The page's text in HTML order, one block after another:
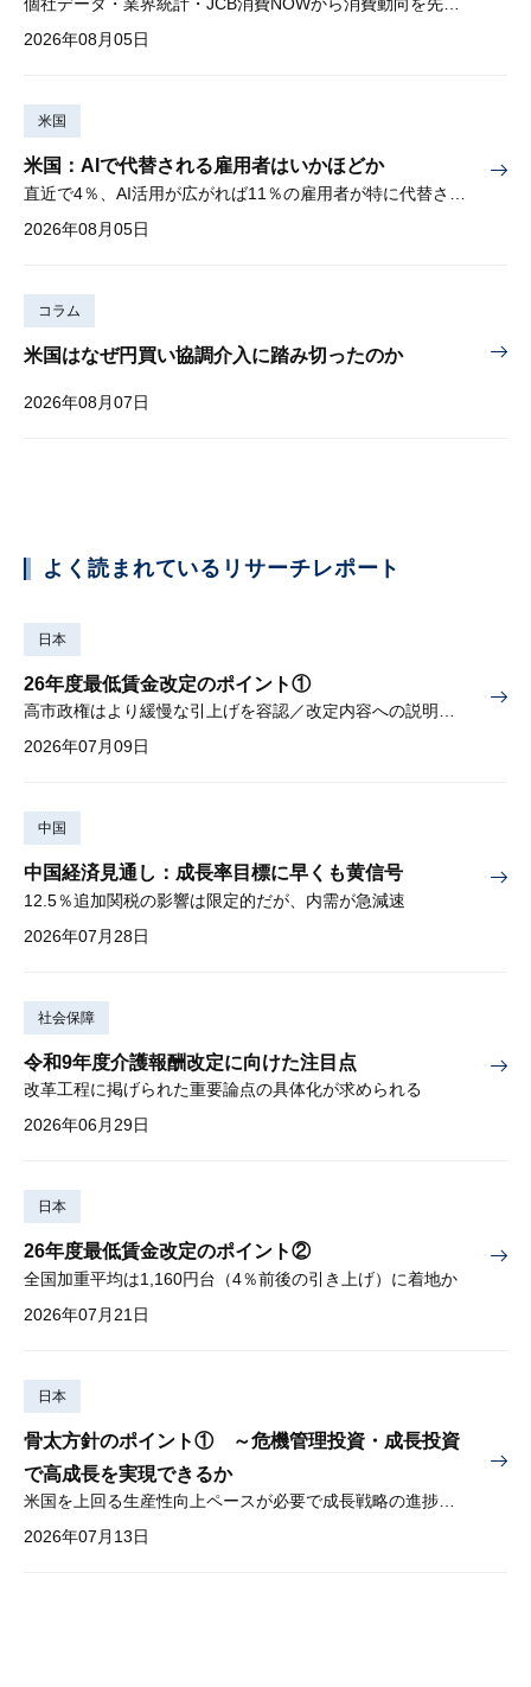
個社データ・業界統計・JCB消費NOWから消費動向を先取り
2026年08月05日
米国
米国：AIで代替される雇用者はいかほどか
2026年08月05日
コラム
米国はなぜ円買い協調介入に踏み切ったのか
2026年08月07日
よく読まれているリサーチレポート
日本
26年度最低賃金改定のポイント①
高市政権はより緩慢な引上げを容認／改定内容への説明責任が焦点
2026年07月09日
中国
中国経済見通し：成長率目標に早くも黄信号
12.5％追加関税の影響は限定的だが、内需が急減速
2026年07月28日
社会保障
令和9年度介護報酬改定に向けた注目点
改革工程に掲げられた重要論点の具体化が求められる
2026年06月29日
日本
26年度最低賃金改定のポイント②
全国加重平均は1,160円台（4％前後の引き上げ）に着地か
2026年07月21日
日本
骨太方針のポイント① ～危機管理投資・成長投資
で高成長を実現できるか
米国を上回る生産性向上ペースが必要で成長戦略の進捗管理も課題
2026年07月13日